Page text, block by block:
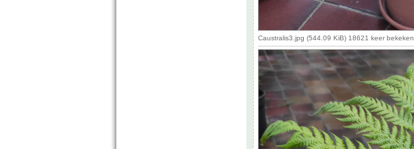
Caustralis3.jpg (544.09 KiB) 18621 keer bekeken